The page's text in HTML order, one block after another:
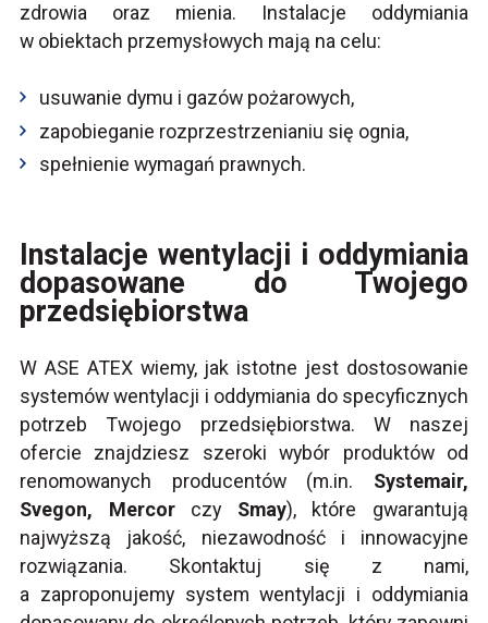
zdrowia oraz mienia. Instalacje oddymiania
w obiektach przemysłowych mają na celu:
usuwanie dymu i gazów pożarowych,
zapobieganie rozprzestrzenianiu się ognia,
spełnienie wymagań prawnych.
Instalacje wentylacji i oddymiania
dopasowane do Twojego
przedsiębiorstwa
W ASE ATEX wiemy, jak istotne jest dostosowanie
systemów wentylacji i oddymiania do specyficznych
potrzeb Twojego przedsiębiorstwa. W naszej
ofercie znajdziesz szeroki wybór produktów od
renomowanych producentów (m.in. Systemair,
Svegon, Mercorczy Smay), które gwarantują
najwyższą jakość, niezawodność i innowacyjne
rozwiązania. Skontaktuj się z nami,
a zaproponujemy system wentylacji i oddymiania